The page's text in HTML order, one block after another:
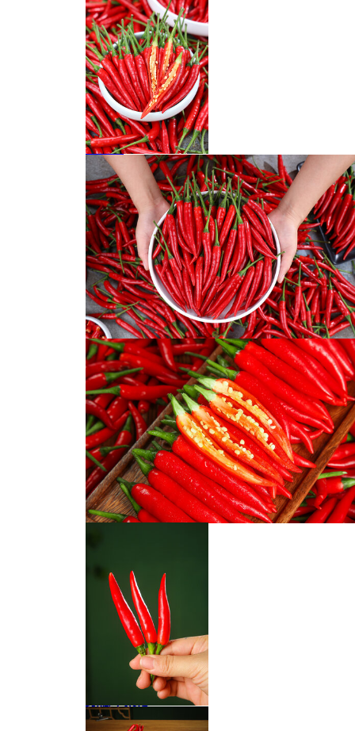
小米辣
小米辣小米椒
小米辣小米椒
现摘小米辣